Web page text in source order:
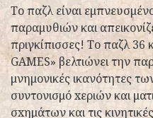
Το παζλ είναι
παραμυθιών και
πριγκίπισσες! Το παζλ 36
GAMES» βελτιώνει την
μνημονικές ικανότητες
συντονισμό xεριών και
σxημάτων και τις